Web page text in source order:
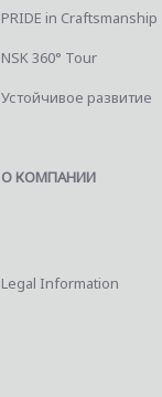
PRIDE in Craftsmanship
NSK 360° Tour
Устойчивое развитие
О КОМПАНИИ
Legal Information